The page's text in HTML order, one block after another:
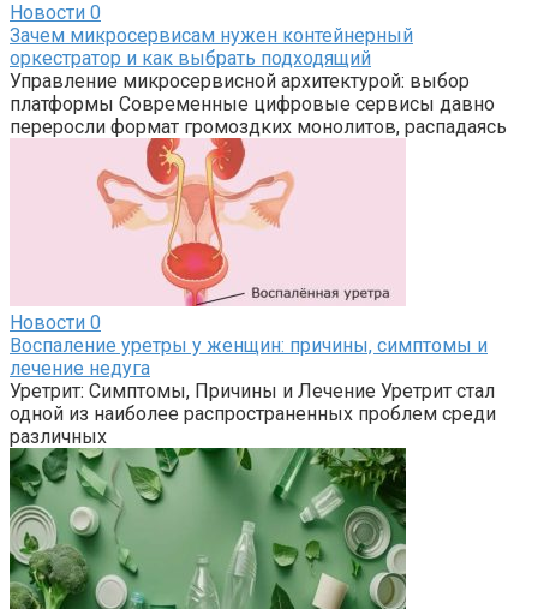
Новости 0
Зачем микросервисам нужен контейнерный
оркестратор и как выбрать подходящий
Управление микросервисной архитектурой: выбор
платформы Современные цифровые сервисы давно
переросли формат громоздких монолитов, распадаясь
Новости 0
Воспаление уретры у женщин: причины, симптомы и
лечение недуга
Уретрит: Симптомы, Причины и Лечение Уретрит стал
одной из наиболее распространенных проблем среди
различных